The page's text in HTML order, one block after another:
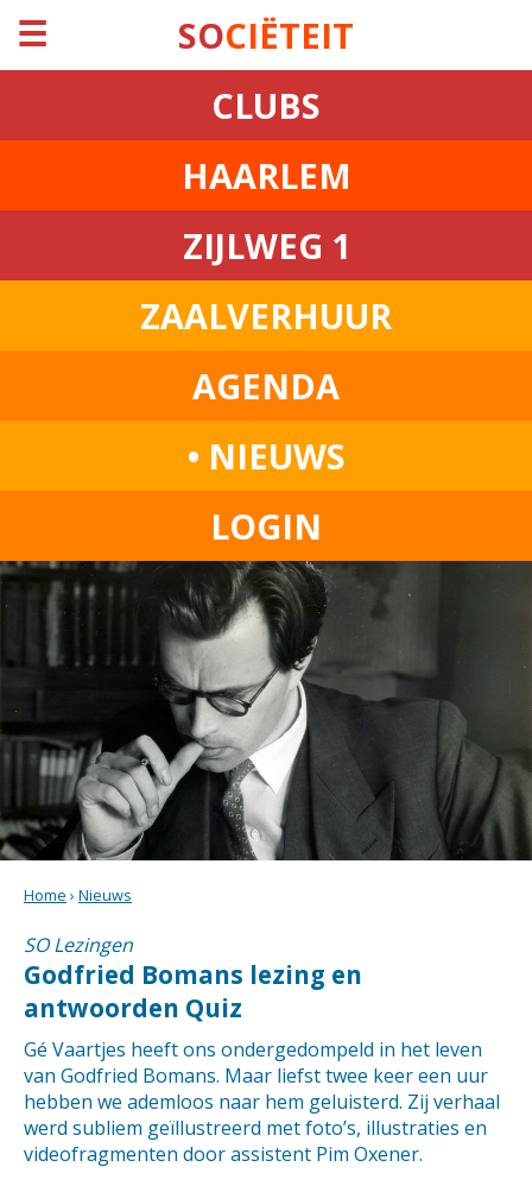
☰ SOCIËTEIT
CLUBS
HAARLEM
ZIJLWEG 1
ZAALVERHUUR
AGENDA
• NIEUWS
LOGIN
Home › Nieuws
SO Lezingen
Godfried Bomans lezing en
antwoorden Quiz
Gé Vaartjes heeft ons ondergedompeld in het leven
van Godfried Bomans. Maar liefst twee keer een uur
hebben we ademloos naar hem geluisterd. Zij verhaal
werd subliem geïllustreerd met foto’s, illustraties en
videofragmenten door assistent Pim Oxener.